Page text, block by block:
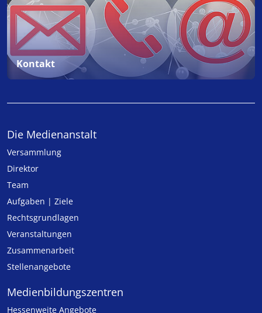
Kontakt
Die Medienanstalt
Versammlung
Direktor
Team
Aufgaben | Ziele
Rechtsgrundlagen
Veranstaltungen
Zusammenarbeit
Stellenangebote
Medien­bildungs­zentren
Hessenweite Angebote